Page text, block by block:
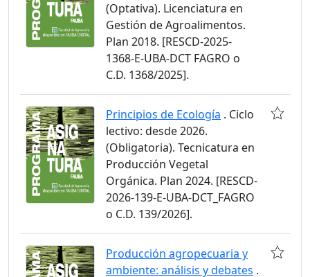
(Optativa). Licenciatura en
Gestión de Agroalimentos.
Plan 2018. [RESCD-2025-
1368-E-UBA-DCT FAGRO o
C.D. 1368/2025].
Principios de Ecología . Ciclo
lectivo: desde 2026.
(Obligatoria). Tecnicatura en
Producción Vegetal
Orgánica. Plan 2024. [RESCD-
2026-139-E-UBA-DCT_FAGRO
o C.D. 139/2026].
Producción agropecuaria y
ambiente: análisis y debates .